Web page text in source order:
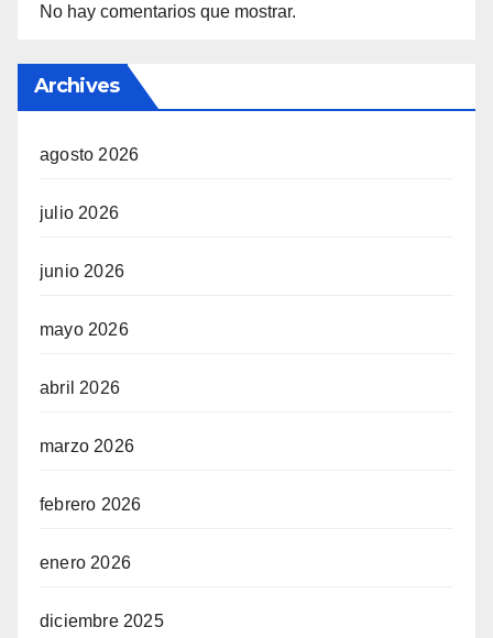
No hay comentarios que mostrar.
Archives
agosto 2026
julio 2026
junio 2026
mayo 2026
abril 2026
marzo 2026
febrero 2026
enero 2026
diciembre 2025